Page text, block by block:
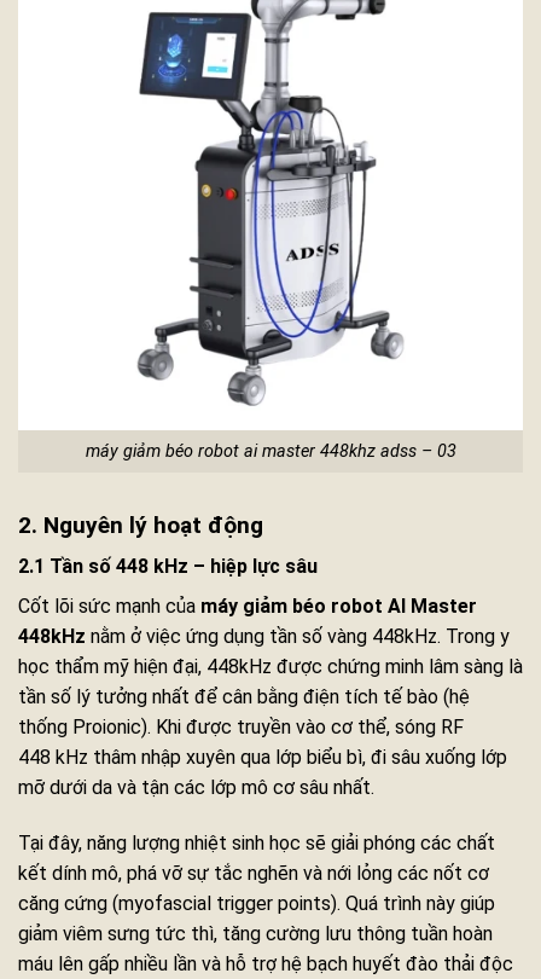
máy giảm béo robot ai master 448khz adss – 03
2. Nguyên lý hoạt động
2.1 Tần số 448 kHz – hiệp lực sâu
Cốt lõi sức mạnh của máy giảm béo robot AI Master
448kHz nằm ở việc ứng dụng tần số vàng 448kHz. Trong y
học thẩm mỹ hiện đại, 448kHz được chứng minh lâm sàng là
tần số lý tưởng nhất để cân bằng điện tích tế bào (hệ
thống Proionic). Khi được truyền vào cơ thể, sóng RF
448 kHz thâm nhập xuyên qua lớp biểu bì, đi sâu xuống lớp
mỡ dưới da và tận các lớp mô cơ sâu nhất.
Tại đây, năng lượng nhiệt sinh học sẽ giải phóng các chất
kết dính mô, phá vỡ sự tắc nghẽn và nới lỏng các nốt cơ
căng cứng (myofascial trigger points). Quá trình này giúp
giảm viêm sưng tức thì, tăng cường lưu thông tuần hoàn
máu lên gấp nhiều lần và hỗ trợ hệ bạch huyết đào thải độc